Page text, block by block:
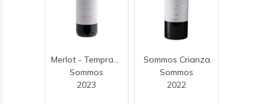
Sommos
2023
Sommos Crianza
Sommos
2022